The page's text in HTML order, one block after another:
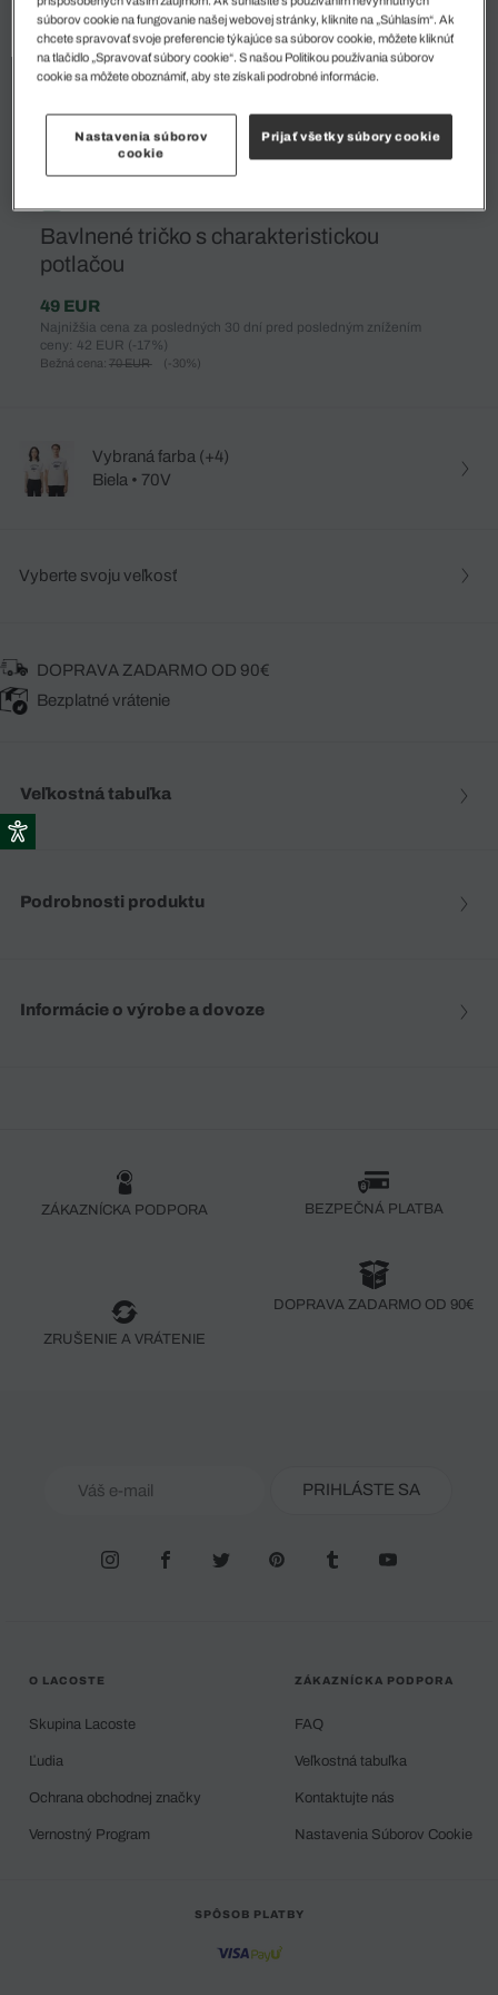
Bavlnené tričko s charakteristickou
potlačou
49 EUR
Najnižšia cena za posledných 30 dní pred posledným znížením
ceny: 42 EUR (-17%)
Bežná cena: 70 EUR (-30%)
Vybraná farba (+4)
Biela • 70V
Vyberte svoju veľkosť
DOPRAVA ZADARMO OD 90€
Bezplatné vrátenie
Veľkostná tabuľka
Podrobnosti produktu
Informácie o výrobe a dovoze
ZÁKAZNÍCKA PODPORA BEZPEČNÁ PLATBA
ZRUŠENIE A VRÁTENIE
DOPRAVA ZADARMO OD 90€
PRIHLÁSTE SA
O LACOSTE
Skupina Lacoste
Ľudia
Ochrana obchodnej značky
Vernostný Program
ZÁKAZNÍCKA PODPORA
FAQ
Veľkostná tabuľka
Kontaktujte nás
Nastavenia Súborov Cookie
SPÔSOB PLATBY
súborov cookie na fungovanie našej webovej stránky, kliknite na „Súhlasím“. Ak
chcete spravovať svoje preferencie týkajúce sa súborov cookie, môžete kliknúť
na tlačidlo „Spravovať súbory cookie“. S našou Politikou používania súborov
cookie sa môžete oboznámiť, aby ste získali podrobné informácie.
Nastavenia súborov
cookie
Prijať všetky súbory cookie